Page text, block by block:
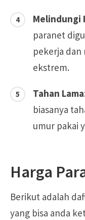
paranet
pekerja dan
ekstrem.
Tahan Lama
biasanya
umur pakai
Harga
Berikut adalah
yang bisa anda